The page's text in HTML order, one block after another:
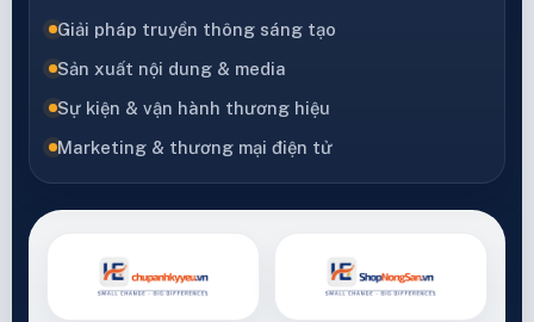
Giải pháp truyền thông sáng tạo
Sản xuất nội dung & media
Sự kiện & vận hành thương hiệu
Marketing & thương mại điện tử